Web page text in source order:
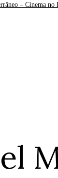
– Cinema no